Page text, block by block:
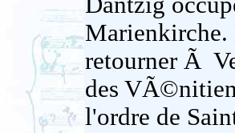
retourner Ã
des
l'ordre de